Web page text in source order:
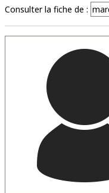
Consulter la fiche de :